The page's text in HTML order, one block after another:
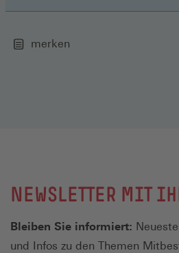
merken
NEWSLETTER MIT
Bleiben Sie informiert:
und Infos zu den Themen